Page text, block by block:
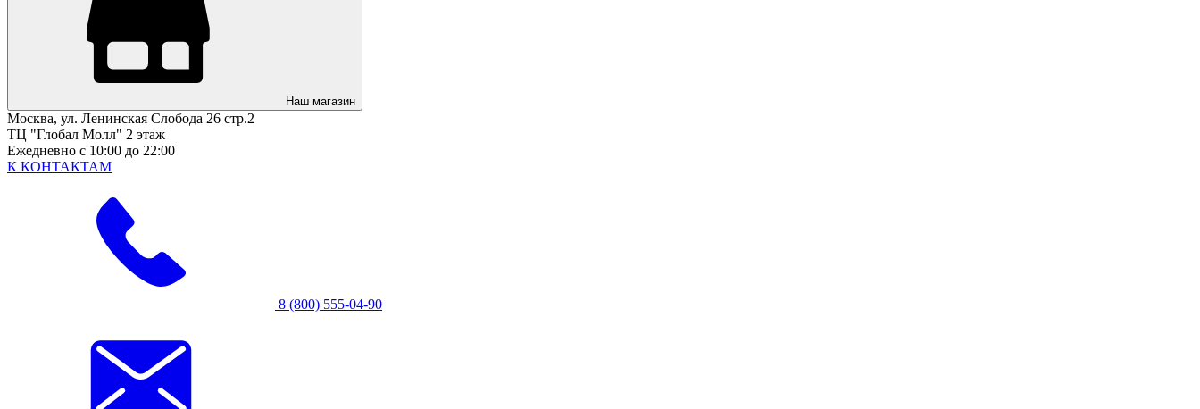
Наш магазин
Москва, ул. Ленинская Слобода 26 стр.2
ТЦ "Глобал Молл" 2 этаж
Ежедневно с 10:00 до 22:00
К КОНТАКТАМ
8 (800) 555-04-90